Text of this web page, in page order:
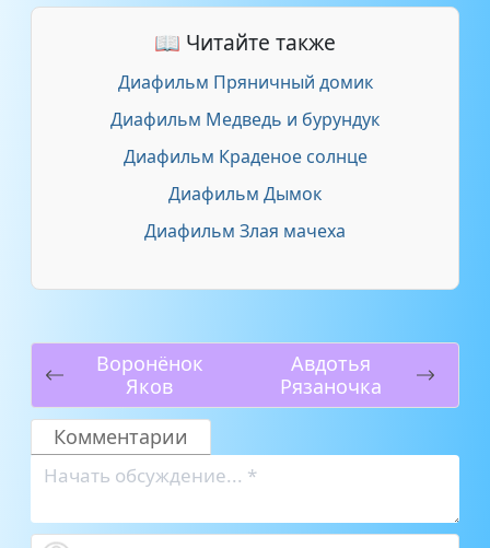
📖 Читайте также
Диафильм Пряничный домик
Диафильм Медведь и бурундук
Диафильм Краденое солнце
Диафильм Дымок
Диафильм Злая мачеха
Воронёнок
Яков
Авдотья
Рязаночка
Комментарии